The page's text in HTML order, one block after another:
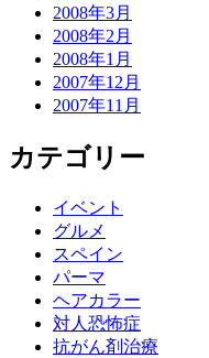
2008年3月
2008年2月
2008年1月
2007年12月
2007年11月
カテゴリー
イベント
グルメ
スペイン
パーマ
ヘアカラー
対人恐怖症
抗がん剤治療